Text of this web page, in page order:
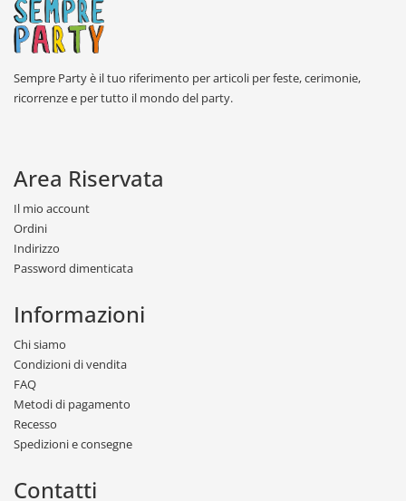
Sempre Party è il tuo riferimento per articoli per feste, cerimonie,
ricorrenze e per tutto il mondo del party.
Area Riservata
Il mio account
Ordini
Indirizzo
Password dimenticata
Informazioni
Chi siamo
Condizioni di vendita
FAQ
Metodi di pagamento
Recesso
Spedizioni e consegne
Contatti